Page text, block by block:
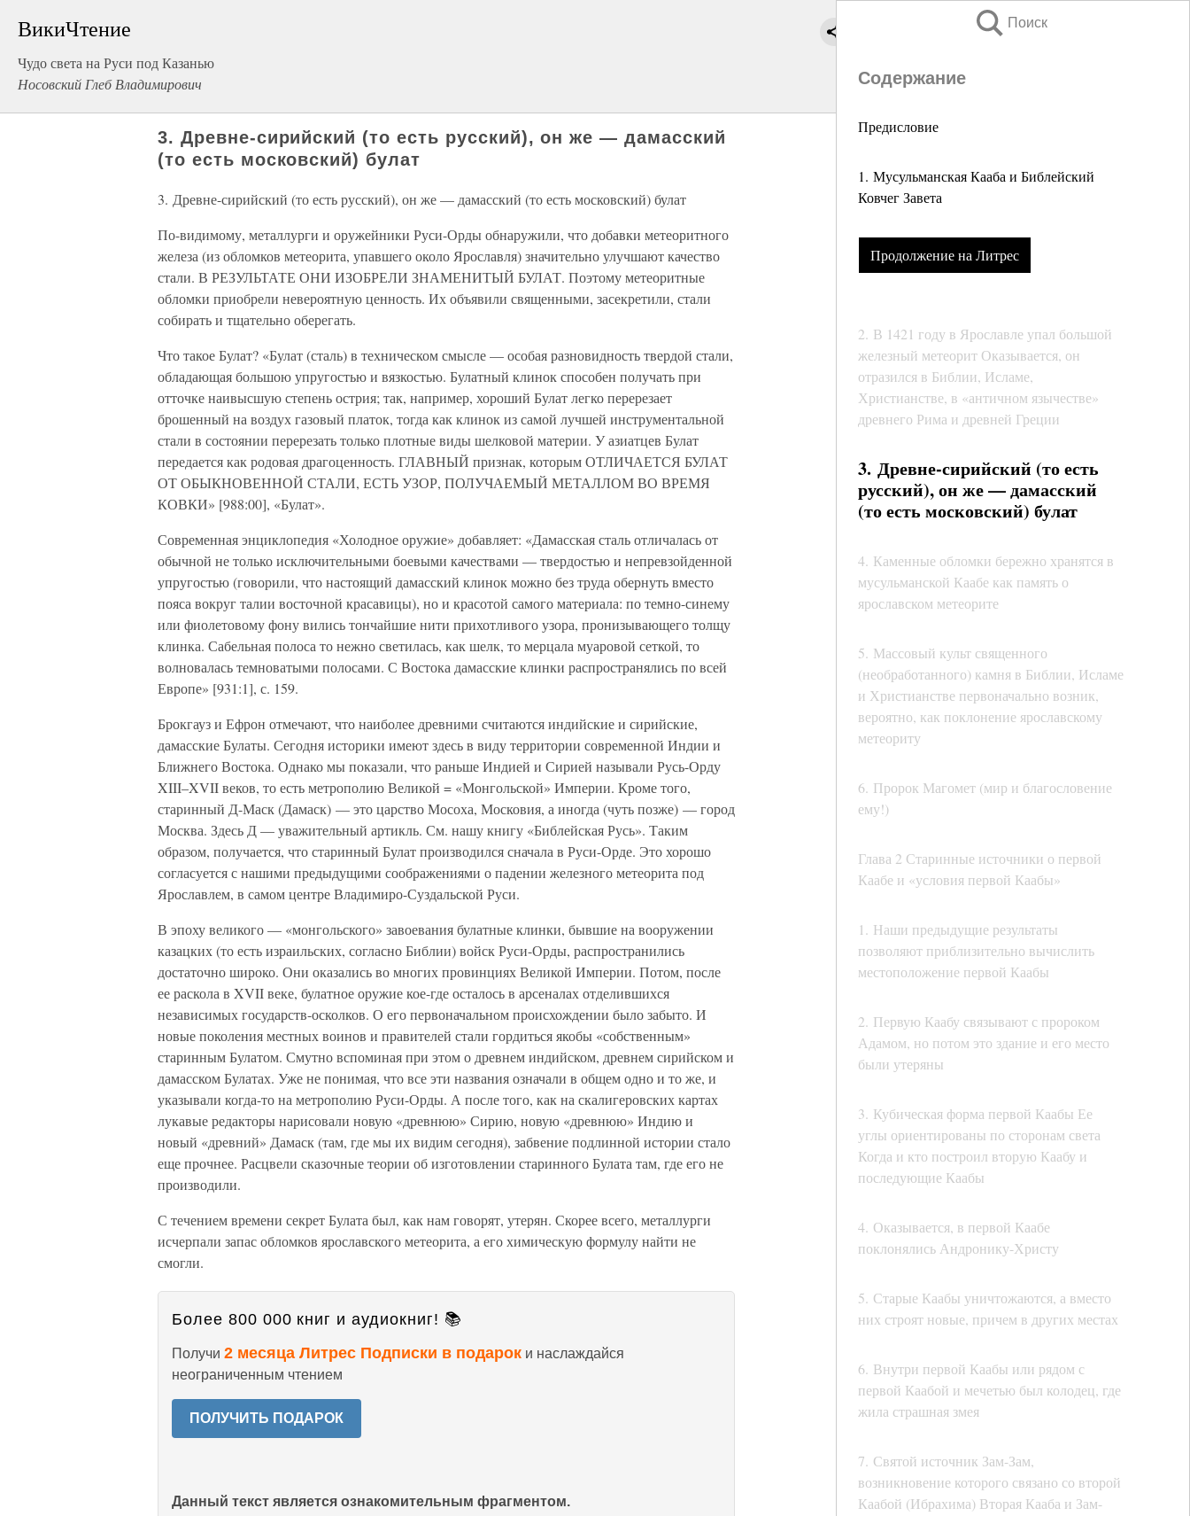
ВикиЧтение
Чудо света на Руси под Казанью
Носовский Глеб Владимирович
Поиск
Содержание
Предисловие
1. Мусульманская Кааба и Библейский
Ковчег Завета
Продолжение на Литрес
2. В 1421 году в Ярославле упал большой
железный метеорит Оказывается, он
отразился в Библии, Исламе,
Христианстве, в «античном язычестве»
древнего Рима и древней Греции
3. Древне-сирийский (то есть
русский), он же — дамасский
(то есть московский) булат
4. Каменные обломки бережно хранятся в
мусульманской Каабе как память о
ярославском метеорите
5. Массовый культ священного
(необработанного) камня в Библии, Исламе
и Христианстве первоначально возник,
вероятно, как поклонение ярославскому
метеориту
6. Пророк Магомет (мир и благословение
ему!)
Глава 2 Старинные источники о первой
Каабе и «условия первой Каабы»
1. Наши предыдущие результаты
позволяют приблизительно вычислить
местоположение первой Каабы
2. Первую Каабу связывают с пророком
Адамом, но потом это здание и его место
были утеряны
3. Кубическая форма первой Каабы Ее
углы ориентированы по сторонам света
Когда и кто построил вторую Каабу и
последующие Каабы
4. Оказывается, в первой Каабе
поклонялись Андронику-Христу
5. Старые Каабы уничтожаются, а вместо
них строят новые, причем в других местах
6. Внутри первой Каабы или рядом с
первой Каабой и мечетью был колодец, где
жила страшная змея
7. Святой источник Зам-Зам,
возникновение которого связано со второй
Каабой (Ибрахима) Вторая Кааба и Зам-
3. Древне-сирийский (то есть русский), он же — дамасский
(то есть московский) булат
3. Древне-сирийский (то есть русский), он же — дамасский (то есть московский) булат
По-видимому, металлурги и оружейники Руси-Орды обнаружили, что добавки метеоритного
железа (из обломков метеорита, упавшего около Ярославля) значительно улучшают качество
стали. В РЕЗУЛЬТАТЕ ОНИ ИЗОБРЕЛИ ЗНАМЕНИТЫЙ БУЛАТ. Поэтому метеоритные
обломки приобрели невероятную ценность. Их объявили священными, засекретили, стали
собирать и тщательно оберегать.
Что такое Булат? «Булат (сталь) в техническом смысле — особая разновидность твердой стали,
обладающая большою упругостью и вязкостью. Булатный клинок способен получать при
отточке наивысшую степень острия; так, например, хороший Булат легко перерезает
брошенный на воздух газовый платок, тогда как клинок из самой лучшей инструментальной
стали в состоянии перерезать только плотные виды шелковой материи. У азиатцев Булат
передается как родовая драгоценность. ГЛАВНЫЙ признак, которым ОТЛИЧАЕТСЯ БУЛАТ
ОТ ОБЫКНОВЕННОЙ СТАЛИ, ЕСТЬ УЗОР, ПОЛУЧАЕМЫЙ МЕТАЛЛОМ ВО ВРЕМЯ
КОВКИ» [988:00], «Булат».
Современная энциклопедия «Холодное оружие» добавляет: «Дамасская сталь отличалась от
обычной не только исключительными боевыми качествами — твердостью и непревзойденной
упругостью (говорили, что настоящий дамасский клинок можно без труда обернуть вместо
пояса вокруг талии восточной красавицы), но и красотой самого материала: по темно-синему
или фиолетовому фону вились тончайшие нити прихотливого узора, пронизывающего толщу
клинка. Сабельная полоса то нежно светилась, как шелк, то мерцала муаровой сеткой, то
волновалась темноватыми полосами. С Востока дамасские клинки распространялись по всей
Европе» [931:1], с. 159.
Брокгауз и Ефрон отмечают, что наиболее древними считаются индийские и сирийские,
дамасские Булаты. Сегодня историки имеют здесь в виду территории современной Индии и
Ближнего Востока. Однако мы показали, что раньше Индией и Сирией называли Русь-Орду
XIII–XVII веков, то есть метрополию Великой = «Монгольской» Империи. Кроме того,
старинный Д-Маск (Дамаск) — это царство Мосоха, Московия, а иногда (чуть позже) — город
Москва. Здесь Д — уважительный артикль. См. нашу книгу «Библейская Русь». Таким
образом, получается, что старинный Булат производился сначала в Руси-Орде. Это хорошо
согласуется с нашими предыдущими соображениями о падении железного метеорита под
Ярославлем, в самом центре Владимиро-Суздальской Руси.
В эпоху великого — «монгольского» завоевания булатные клинки, бывшие на вооружении
казацких (то есть израильских, согласно Библии) войск Руси-Орды, распространились
достаточно широко. Они оказались во многих провинциях Великой Империи. Потом, после
ее раскола в XVII веке, булатное оружие кое-где осталось в арсеналах отделившихся
независимых государств-осколков. О его первоначальном происхождении было забыто. И
новые поколения местных воинов и правителей стали гордиться якобы «собственным»
старинным Булатом. Смутно вспоминая при этом о древнем индийском, древнем сирийском и
дамасском Булатах. Уже не понимая, что все эти названия означали в общем одно и то же, и
указывали когда-то на метрополию Руси-Орды. А после того, как на скалигеровских картах
лукавые редакторы нарисовали новую «древнюю» Сирию, новую «древнюю» Индию и
новый «древний» Дамаск (там, где мы их видим сегодня), забвение подлинной истории стало
еще прочнее. Расцвели сказочные теории об изготовлении старинного Булата там, где его не
производили.
С течением времени секрет Булата был, как нам говорят, утерян. Скорее всего, металлурги
исчерпали запас обломков ярославского метеорита, а его химическую формулу найти не
смогли.
Более 800 000 книг и аудиокниг! 📚
Получи 2 месяца Литрес Подписки в подарок и наслаждайся
неограниченным чтением
ПОЛУЧИТЬ ПОДАРОК
Данный текст является ознакомительным фрагментом.